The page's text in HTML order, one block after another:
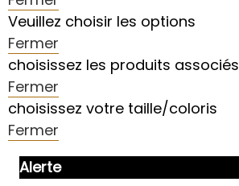
Veuillez choisir les options
Fermer
choisissez les produits associés
Fermer
choisissez votre taille/coloris
Fermer
Alerte